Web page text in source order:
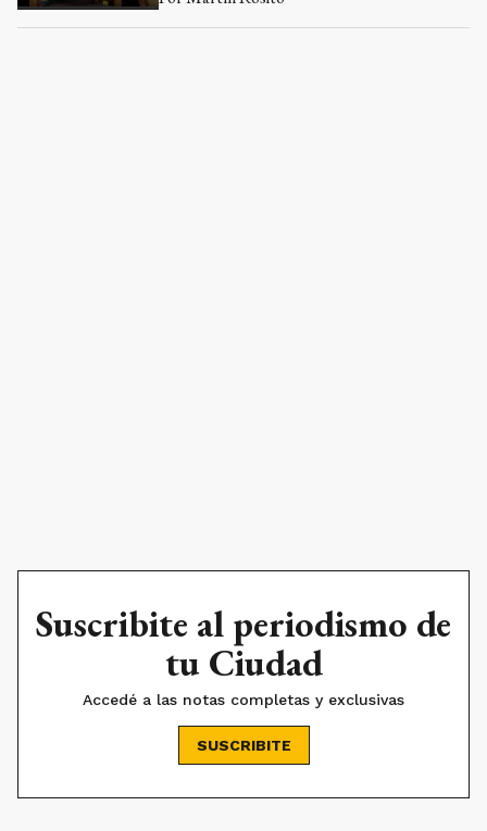
Suscribite al periodismo de
tu Ciudad
Accedé a las notas completas y exclusivas
SUSCRIBITE